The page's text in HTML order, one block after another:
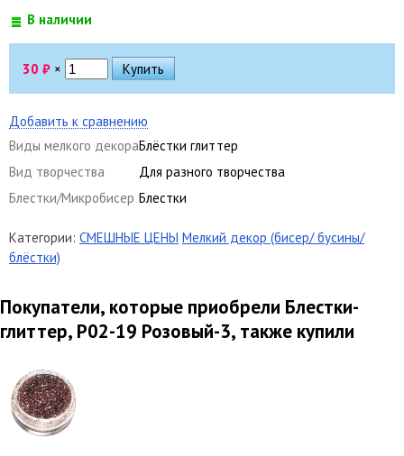
В наличии
30 ₽ ×
Добавить к сравнению
Виды мелкого декораБлёстки глиттер
Вид творчества
Для разного творчества
Блестки/Микробисер Блестки
Категории: СМЕШНЫЕ ЦЕНЫ Мелкий декор (бисер/ бусины/
блёстки)
Покупатели, которые приобрели Блестки-
глиттер, Р02-19 Розовый-3, также купили